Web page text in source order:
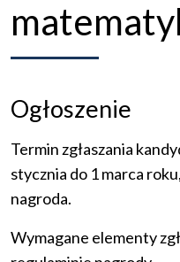
Ogłoszenie
Termin zgłaszania
stycznia do 1 marca
nagroda.
Wymagane elementy